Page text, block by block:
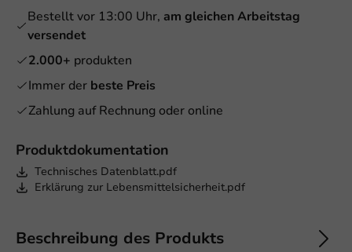
Produktdokumentation
Technisches Datenblatt.pdf
Erklärung zur Lebensmittelsicherheit.pdf
Beschreibung des Produkts
Bestellt vor 13:00 Uhr, am gleichen Arbeitstag
versendet
2.000+ produkten
Immer der beste Preis
Zahlung auf Rechnung oder online